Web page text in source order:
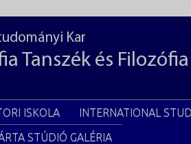
Kar
Tanszék és
ISKOLA INTERNATIONAL
STÚDIÓ GALÉRIA